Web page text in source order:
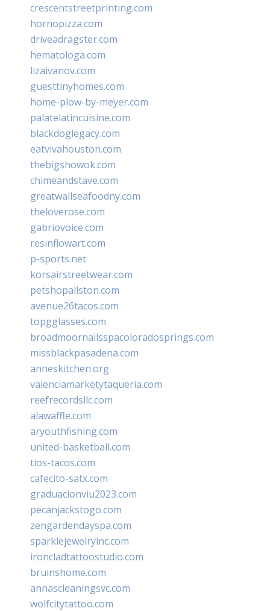
crescentstreetprinting.com
hornopizza.com
driveadragster.com
hematologa.com
lizaivanov.com
guesttinyhomes.com
home-plow-by-meyer.com
palatelatincuisine.com
blackdoglegacy.com
eatvivahouston.com
thebigshowok.com
chimeandstave.com
greatwallseafoodny.com
theloverose.com
gabriovoice.com
resinflowart.com
p-sports.net
korsairstreetwear.com
petshopallston.com
avenue26tacos.com
topgglasses.com
broadmoornailsspacoloradosprings.com
missblackpasadena.com
anneskitchen.org
valenciamarketytaqueria.com
reefrecordsllc.com
alawaffle.com
aryouthfishing.com
united-basketball.com
tios-tacos.com
cafecito-satx.com
graduacionviu2023.com
pecanjackstogo.com
zengardendayspa.com
sparklejewelryinc.com
ironcladtattoostudio.com
bruinshome.com
annascleaningsvc.com
wolfcitytattoo.com